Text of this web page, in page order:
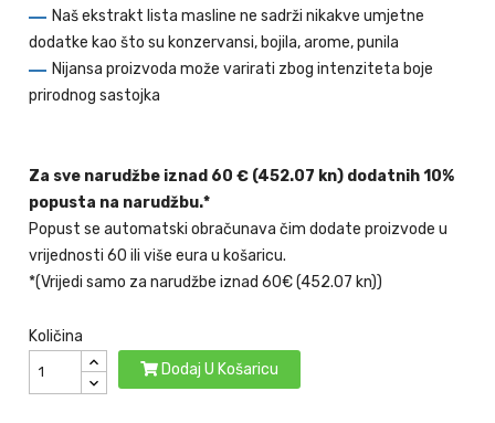
Naš ekstrakt lista masline ne sadrži nikakve umjetne
dodatke kao što su konzervansi, bojila, arome, punila
Nijansa proizvoda može varirati zbog intenziteta boje
prirodnog sastojka
Za sve narudžbe iznad 60 € (452.07 kn) dodatnih 10%
popusta na narudžbu.*
Popust se automatski obračunava čim dodate proizvode u
vrijednosti 60 ili više eura u košaricu.
*(Vrijedi samo za narudžbe iznad 60€ (452.07 kn))
Količina
Dodaj U Košaricu